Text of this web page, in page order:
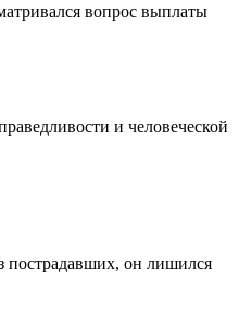
вопрос выплаты
и человеческой
пострадавших, он лишился